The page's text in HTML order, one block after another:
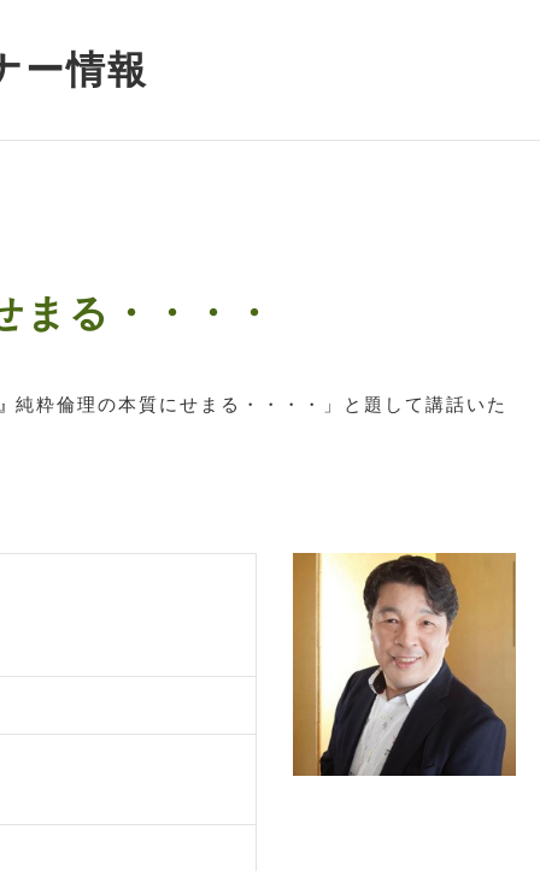
ー情報
まる・・・・
純粋倫理の本質にせまる・・・・」と題して講話いた